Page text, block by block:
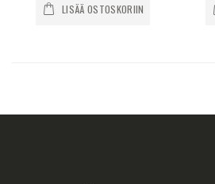
LISÄÄ OSTOSKORIIN